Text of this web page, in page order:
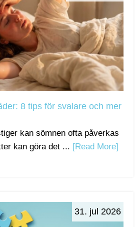
8 tips för svalare och mer
kan sömnen ofta påverkas
kan göra det ... [Read More]
31. jul 2026